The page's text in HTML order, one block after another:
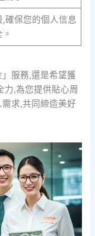
確保您的個人信息
服務,還是希望獲
力,為您提供貼心周
求,共同締造美好